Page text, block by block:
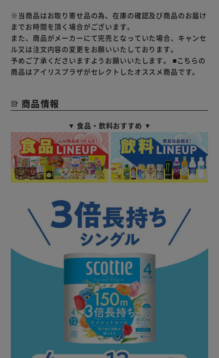
※当商品はお取り寄せ品の為、在庫の確認及び商品のお届け
までお時間を頂く場合がございます。
また、商品がメーカーにて完売となっていた場合、キャンセ
ル又は注文内容の変更をお願いいたしております。
予めご了承くださいますようお願いいたします。 ■こちらの
商品はアイリスプラザがセレクトしたオススメ商品です。
商品情報
▼ 食品・飲料おすすめ ▼